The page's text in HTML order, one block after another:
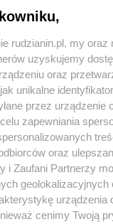
1 / 0
prywatności regulamin
Kontakt
Wydawca
Redakcja
rudzianin.pl, my oraz
uzyskujemy
oraz
unikalne
przez urządzenie
zapewniania
oraz
i Zaufani Partnerzy
urządzenia
cenimy Twoją